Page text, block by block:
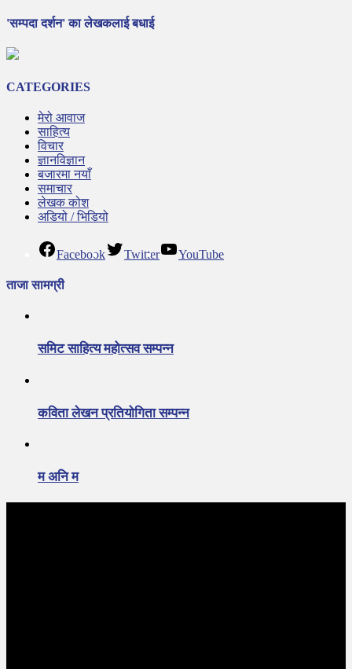
'सम्पदा दर्शन' का लेखकलाई बधाई
CATEGORIES
मेरो आवाज
साहित्य
विचार
ज्ञानविज्ञान
बजारमा नयाँ
समाचार
लेखक कोश
अडियो / भिडियो
Facebook Twitter YouTube
ताजा सामग्री
समिट साहित्य महोत्सव सम्पन्न
कविता लेखन प्रतियोगिता सम्पन्न
म अनि म